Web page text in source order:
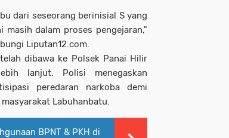
dari seseorang berinisial S yang
dalam proses pengejaran,"
Liputan12.com.
dibawa ke Polsek Panai Hilir
lanjut. Polisi menegaskan
peredaran narkoba demi
Labuhanbatu.
BPNT & PKH di